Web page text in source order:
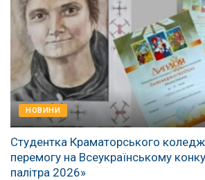
НОВИНИ
Студентка Краматорського
перемогу на Всеукраїнському
палітра 2026»